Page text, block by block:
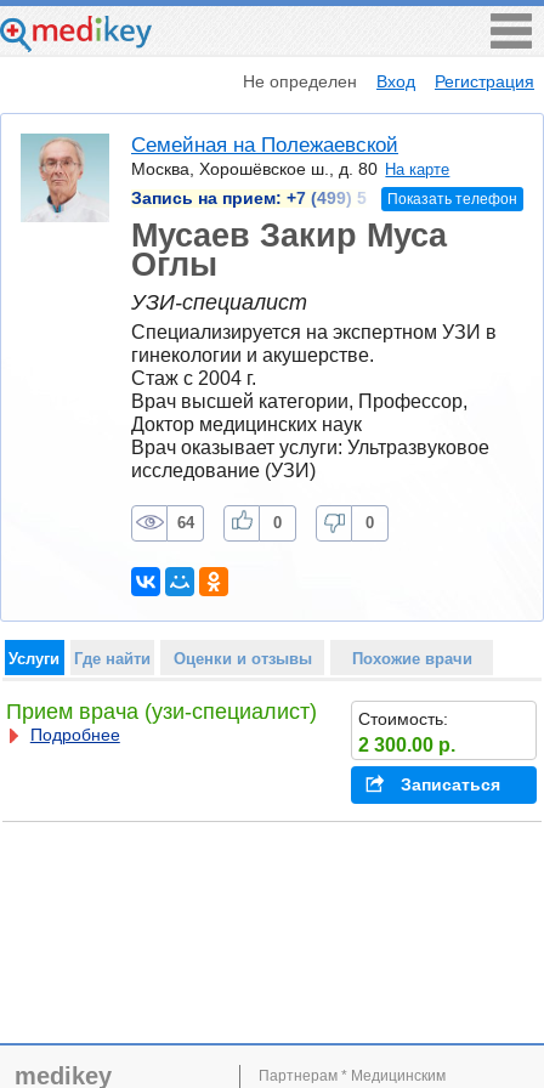
Не определен Вход Регистрация
Семейная на Полежаевской
Москва, Хорошёвское ш., д. 80 На карте
Запись на прием: +7 (499) 5 Показать телефон
Мусаев Закир Муса
Оглы
УЗИ-специалист
Специализируется на экспертном УЗИ в
гинекологии и акушерстве.
Стаж с 2004 г.
Врач высшей категории, Профессор,
Доктор медицинских наук
Врач оказывает услуги: Ультразвуковое
исследование (УЗИ)
64 0 0
Услуги Где найти Оценки и отзывы Похожие врачи
Прием врача (узи-специалист)
Подробнее
Стоимость:
2 300.00 р.
Записаться
medikey
Партнерам * Медицинским